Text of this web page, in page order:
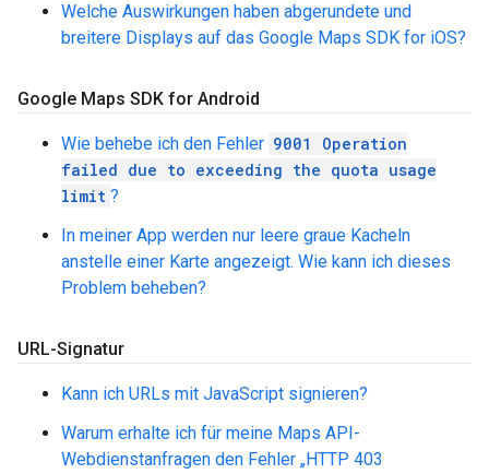
Welche Auswirkungen haben abgerundete und
breitere Displays auf das Google Maps SDK for iOS?
Google Maps SDK for Android
Wie behebe ich den Fehler 9001 Operation
failed due to exceeding the quota usage
limit ?
In meiner App werden nur leere graue Kacheln
anstelle einer Karte angezeigt. Wie kann ich dieses
Problem beheben?
URL-Signatur
Kann ich URLs mit JavaScript signieren?
Warum erhalte ich für meine Maps API-
Webdienstanfragen den Fehler „HTTP 403